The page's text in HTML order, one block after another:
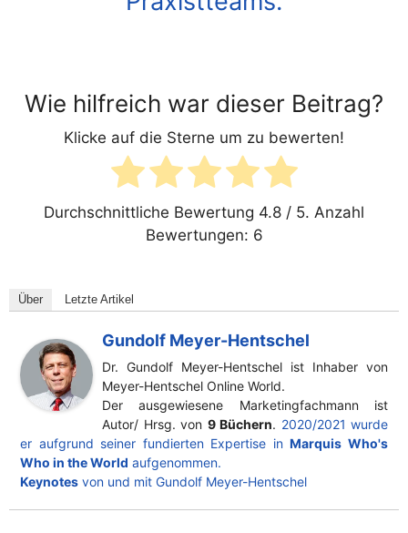
Wie hilfreich war dieser Beitrag?
Klicke auf die Sterne um zu bewerten!
Durchschnittliche Bewertung 4.8 / 5. Anzahl
Bewertungen: 6
Über Letzte Artikel
Gundolf Meyer-Hentschel
Dr. Gundolf Meyer-Hentschel ist Inhaber von
Meyer-Hentschel Online World.
Der ausgewiesene Marketingfachmann ist
Autor/ Hrsg. von 9 Büchern. 2020/2021 wurde
er aufgrund seiner fundierten Expertise inMarquis Who's
Who in the World aufgenommen.
Keynotes von und mit Gundolf Meyer-Hentschel